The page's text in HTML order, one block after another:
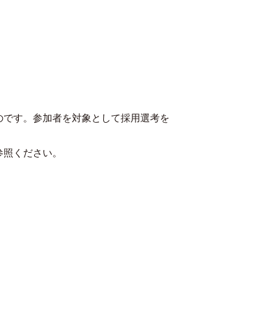
す。参加者を対象として採用選考を
ください。